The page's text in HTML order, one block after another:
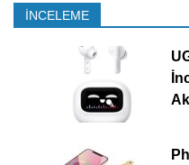
İNCELEME